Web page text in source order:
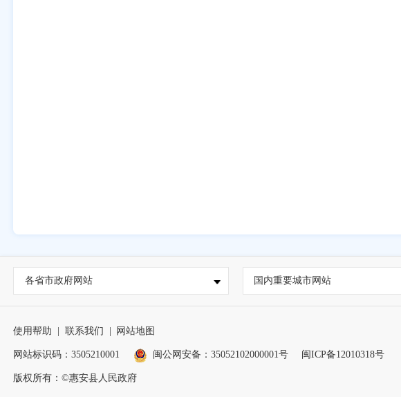
各省市政府网站 国内重要城市网站
使用帮助 联系我们 网站地图
网站标识码：3505210001 闽公网安备：35052102000001号 闽ICP备12010318号
版权所有：©惠安县人民政府